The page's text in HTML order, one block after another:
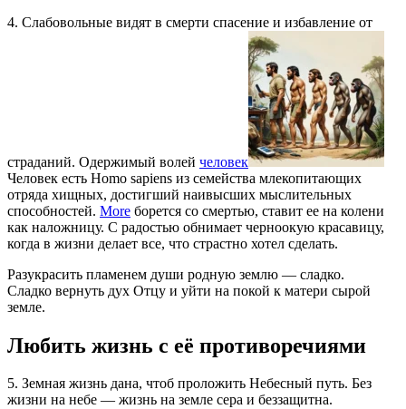
4. Слабовольные видят в смерти спасение и избавление от
страданий. Одержимый волей человек
Человек есть Homo sapiens из семейства млекопитающих
отряда хищных, достигший наивысших мыслительных
способностей. More борется со смертью, ставит ее на колени
как наложницу. С радостью обнимает черноокую красавицу,
когда в жизни делает все, что страстно хотел сделать.
Разукрасить пламенем души родную землю — сладко.
Сладко вернуть дух Отцу и уйти на покой к матери сырой
земле.
Любить жизнь с её противоречиями
5. Земная жизнь дана, чтоб проложить Небесный путь. Без
жизни на небе — жизнь на земле сера и беззащитна.